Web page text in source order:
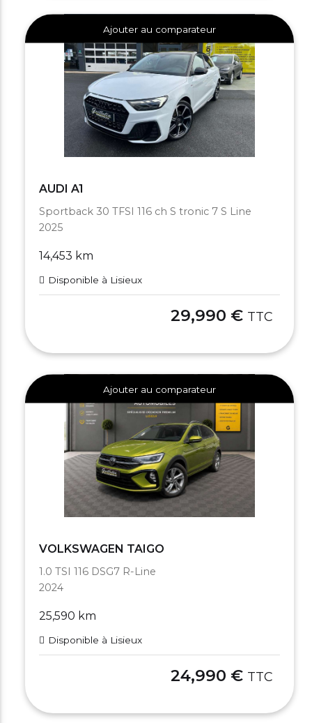
Ajouter au comparateur
AUDI A1
Sportback 30 TFSI 116 ch S tronic 7 S Line
2025
14,453 km
Disponible à Lisieux
29,990 € TTC
Ajouter au comparateur
VOLKSWAGEN TAIGO
1.0 TSI 116 DSG7 R-Line
2024
25,590 km
Disponible à Lisieux
24,990 € TTC